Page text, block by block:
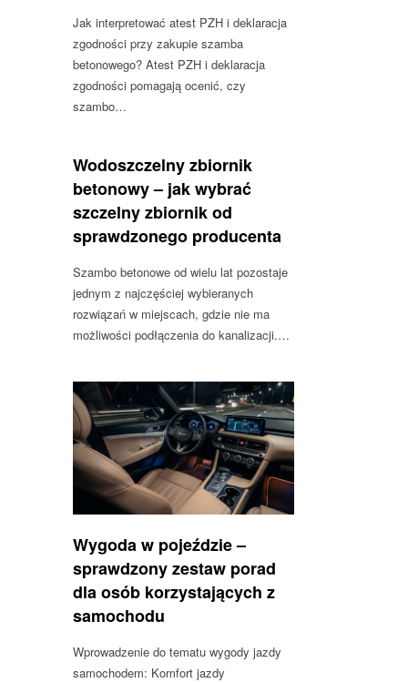
Jak interpretować atest PZH i deklaracja
zgodności przy zakupie szamba
betonowego? Atest PZH i deklaracja
zgodności pomagają ocenić, czy
szambo…
Wodoszczelny zbiornik
betonowy – jak wybrać
szczelny zbiornik od
sprawdzonego producenta
Szambo betonowe od wielu lat pozostaje
jednym z najczęściej wybieranych
rozwiązań w miejscach, gdzie nie ma
możliwości podłączenia do kanalizacji.…
Wygoda w pojeździe –
sprawdzony zestaw porad
dla osób korzystających z
samochodu
Wprowadzenie do tematu wygody jazdy
samochodem: Komfort jazdy